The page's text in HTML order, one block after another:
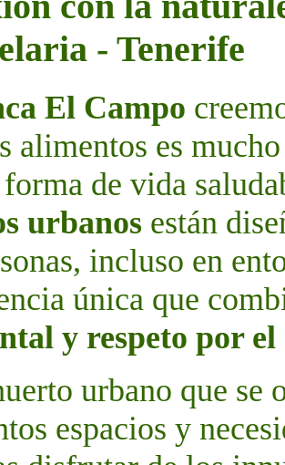
- Tenerife
El Campo
alimentos es
forma de vida
urbanos están
incluso en
única que
y respeto por
urbano que se
espacios y